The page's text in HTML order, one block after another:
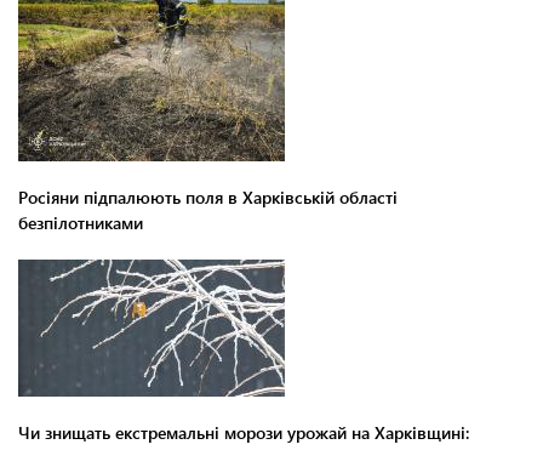
Росіяни підпалюють поля в Харківській області
безпілотниками
Чи знищать екстремальні морози урожай на Харківщині: